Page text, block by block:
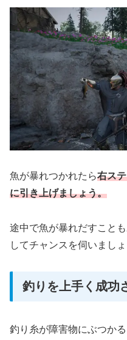
魚が暴れつかれたら右ス
に引き上げましょう。
途中で魚が暴れだすこと
してチャンスを伺いましょ
釣りを上手く成功
釣り糸が障害物にぶつか